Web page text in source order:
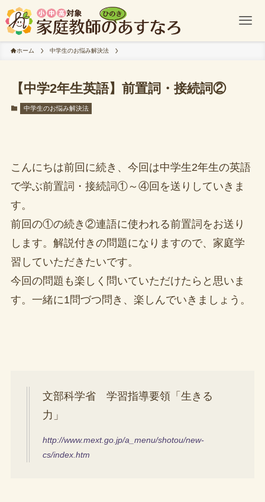
ホーム 中学生のお悩み解決法
【中学2年生英語】前置詞・接続詞②
中学生のお悩み解決法
こんにちは前回に続き、今回は中学生2年生の英語
で学ぶ前置詞・接続詞①～④回を送りしていきま
す。
前回の①の続き②連語に使われる前置詞をお送り
します。解説付きの問題になりますので、家庭学
習していただきたいです。
今回の問題も楽しく問いていただけたらと思いま
す。一緒に1問づつ問き、楽しんでいきましょう。
文部科学省 学習指導要領「生きる
力」
http://www.mext.go.jp/a_menu/shotou/new-
cs/index.htm